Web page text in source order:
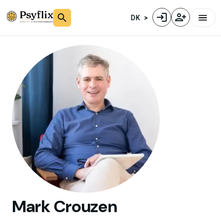
DK
MarkCrouzen